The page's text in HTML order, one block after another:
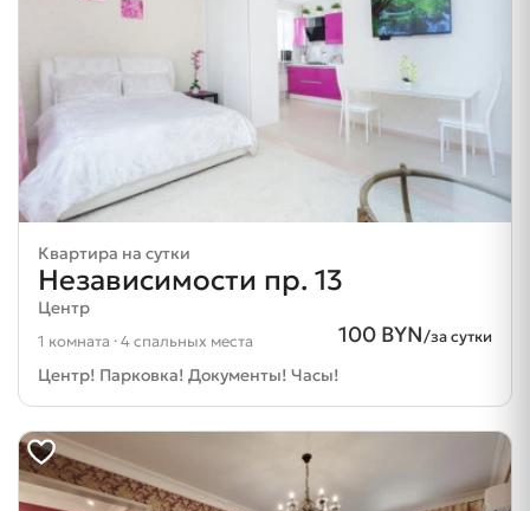
Квартира на сутки
Независимости пр. 13
Центр
100 BYN/за сутки
1 комната · 4 спальных места
Центр! Парковка! Документы! Часы!